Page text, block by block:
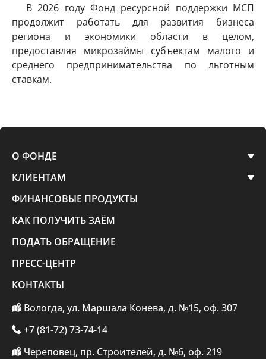
В 2026 году Фонд ресурсной поддержки МСП
продолжит работать для развития бизнеса
региона и экономики области в целом,
предоставляя микрозаймы субъектам малого и
среднего предпринимательства по льготным
ставкам.
О ФОНДЕ
КЛИЕНТАМ
ФИНАНСОВЫЕ ПРОДУКТЫ
КАК ПОЛУЧИТЬ ЗАЁМ
ПОДАТЬ ОБРАЩЕНИЕ
ПРЕСС-ЦЕНТР
КОНТАКТЫ
Вологда, ул. Маршала Конева, д. №15, оф. 307
+7 (81-72) 73-74-14
Череповец, пр. Строителей, д. №6, оф. 219